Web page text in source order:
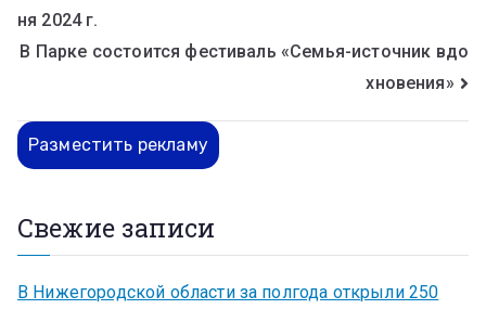
ня 2024 г.
В Парке состоится фестиваль «Семья-источник вдо
хновения»
Разместить рекламу
Свежие записи
В Нижегородской области за полгода открыли 250